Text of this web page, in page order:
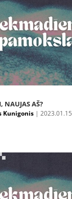
NAUJAS AŠ?
Kunigonis| 2023.01.15